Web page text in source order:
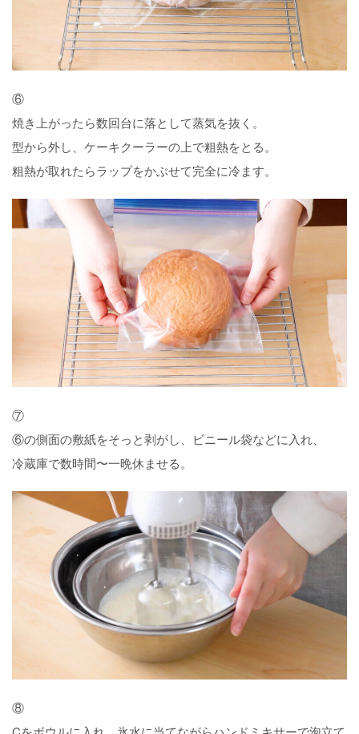
⑥
焼き上がったら数回台に落として蒸気を抜く。
型から外し、ケーキクーラーの上で粗熱をとる。
粗熱が取れたらラップをかぶせて完全に冷ます。
⑦
⑥の側面の敷紙をそっと剥がし、ビニール袋などに入れ、
冷蔵庫で数時間〜一晩休ませる。
⑧